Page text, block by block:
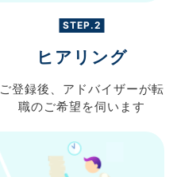
STEP.2
ヒアリング
ご登録後、 アドバイザーが転
職のご希望を伺います